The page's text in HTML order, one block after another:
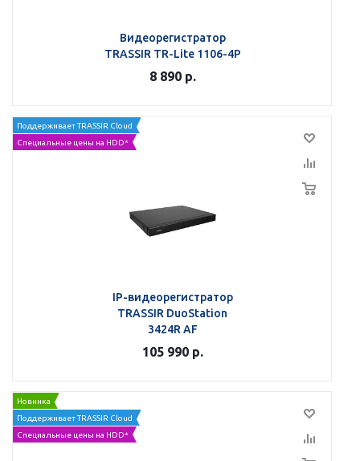
Видеорегистратор
TRASSIR TR-Lite 1106-4P
8 890р.
Поддерживает TRASSIR Cloud
Специальные цены на HDD*
IP-видеорегистратор
TRASSIR DuoStation
3424R AF
105 990р.
Новинка
Поддерживает TRASSIR Cloud
Специальные цены на HDD*